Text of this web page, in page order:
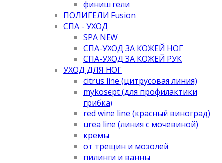
финиш гели
ПОЛИГЕЛИ Fusion
СПА - УХОД
SPA NEW
СПА-УХОД ЗА КОЖЕЙ НОГ
СПА-УХОД ЗА КОЖЕЙ РУК
УХОД ДЛЯ НОГ
citrus line (цитрусовая линия)
mykosept (для профилактики
грибка)
red wine line (красный виноград)
urea line (линия с мочевиной)
кремы
от трещин и мозолей
пилинги и ванны